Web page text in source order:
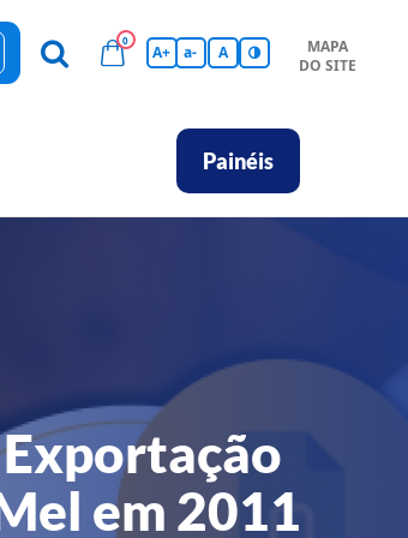
Hub de Conhecimentos
0
A+ a- A
MAPA
DO SITE
Painéis
em 2011